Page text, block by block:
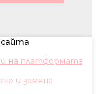
на платформата
и замяна